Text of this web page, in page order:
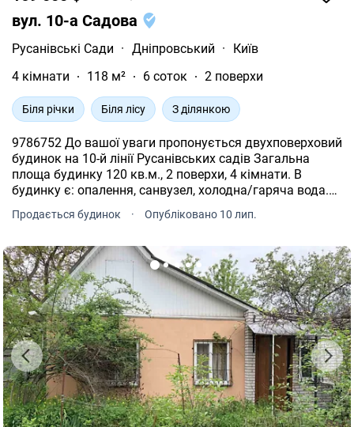
вул. 10-а Садова
Русанівські Сади · Дніпровський ·
Київ
4 кімнати
118 м² 6 соток 2 поверхи
Біля річки Біля лісу З ділянкою
9786752 До вашої уваги пропонується двухповерховий
будинок на 10-й лінії Русанівських садів Загальна
площа будинку 120 кв.м., 2 поверхи, 4 кімнати. В
будинку є: опалення, санвузел, холодна/гаряча вода.
Фасад будинку утеплен. Також є мансарда, яку можна
використовувати як кімнату або ігрову. Ділянка 6
території сад з фруктовими деревами. Агентство
нерухомості "Квартали" Працюючи з нами, ви
отримуєте лише перевірене житло за адекватною
ціною. Підтримка на всіх етапах угоди. Ми гарантуємо,
що ви залишитеся задоволені співпрацею! Комісія 5%
за фактом підписання договору.
Продається будинок · Опубліковано 10 лип.